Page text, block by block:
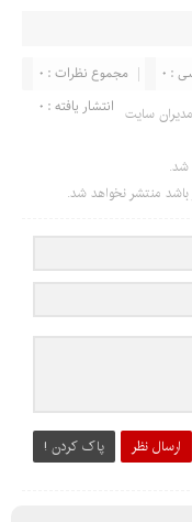
مجموع نظرات : 0
: 0
انتشار یافته : 0 سایت
شد.
باشد منتشر نخواهد شد.
ارسال نظر پاک کردن !